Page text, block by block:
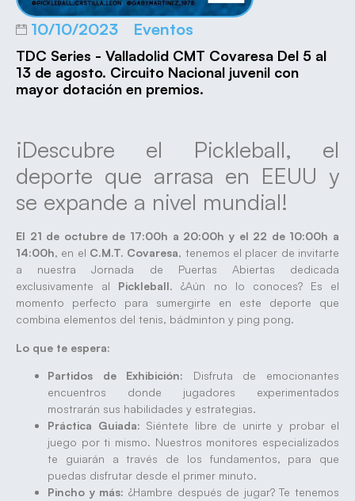
10/10/2023 Eventos
TDC Series - Valladolid CMT Covaresa Del 5 al
13 de agosto. Circuito Nacional juvenil con
mayor dotación en premios.
¡Descubre el Pickleball, el
deporte que arrasa en EEUU y
se expande a nivel mundial!
El 21 de octubre de 17:00h a 20:00h y el 22 de 10:00h a
14:00h, en el C.M.T. Covaresa, tenemos el placer de invitarte
a nuestra Jornada de Puertas Abiertas dedicada
exclusivamente al Pickleball. ¿Aún no lo conoces? Es el
momento perfecto para sumergirte en este deporte que
combina elementos del tenis, bádminton y ping pong.
Lo que te espera:
Partidos de Exhibición: Disfruta de emocionantes
encuentros donde jugadores experimentados
mostrarán sus habilidades y estrategias.
Práctica Guiada: Siéntete libre de unirte y probar el
juego por ti mismo. Nuestros monitores especializados
te guiarán a través de los fundamentos, para que
puedas disfrutar desde el primer minuto.
Pincho y más: ¿Hambre después de jugar? Te tenemos